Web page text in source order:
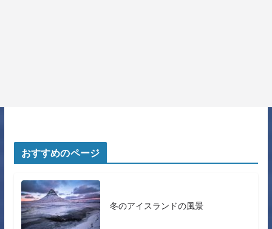
おすすめのページ
冬のアイスランドの風景